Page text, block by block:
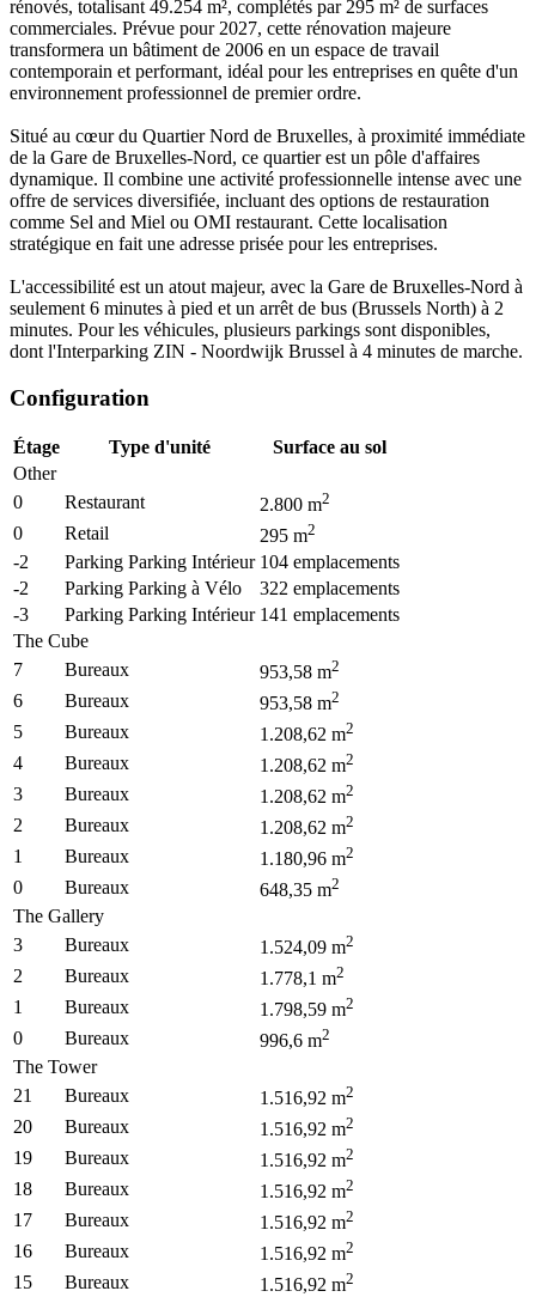
rénovés, totalisant 49.254 m², complétés par 295 m² de surfaces
commerciales. Prévue pour 2027, cette rénovation majeure
transformera un bâtiment de 2006 en un espace de travail
contemporain et performant, idéal pour les entreprises en quête d'un
environnement professionnel de premier ordre.
Situé au cœur du Quartier Nord de Bruxelles, à proximité immédiate
de la Gare de Bruxelles-Nord, ce quartier est un pôle d'affaires
dynamique. Il combine une activité professionnelle intense avec une
offre de services diversifiée, incluant des options de restauration
comme Sel and Miel ou OMI restaurant. Cette localisation
stratégique en fait une adresse prisée pour les entreprises.
L'accessibilité est un atout majeur, avec la Gare de Bruxelles-Nord à
seulement 6 minutes à pied et un arrêt de bus (Brussels North) à 2
minutes. Pour les véhicules, plusieurs parkings sont disponibles,
dont l'Interparking ZIN - Noordwijk Brussel à 4 minutes de marche.
Configuration
Étage Type d'unité
Surface au sol
Other
0
Restaurant 2.800 m2
0 Retail 295 m2
-2 Parking Parking Intérieur 104 emplacements
-2
Parking Parking à Vélo 322 emplacements
-3
Parking Parking Intérieur 141 emplacements
The Cube
7
Bureaux 953,58 m2
6 Bureaux 953,58 m2
5 Bureaux 1.208,62 m2
4 Bureaux 1.208,62 m2
3 Bureaux 1.208,62 m2
2 Bureaux 1.208,62 m2
1 Bureaux 1.180,96 m2
0 Bureaux 648,35 m2
The Gallery
3
Bureaux 1.524,09 m2
2 Bureaux 1.778,1 m2
1 Bureaux 1.798,59 m2
0 Bureaux 996,6 m2
The Tower
21
Bureaux 1.516,92 m2
20 Bureaux 1.516,92 m2
19 Bureaux 1.516,92 m2
18 Bureaux 1.516,92 m2
17 Bureaux 1.516,92 m2
16 Bureaux 1.516,92 m2
15 Bureaux 1.516,92 m2